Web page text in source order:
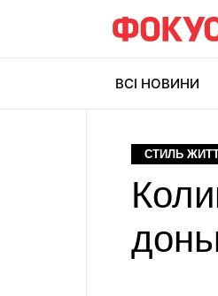
ВСІ НОВИНИ
СТИЛЬ